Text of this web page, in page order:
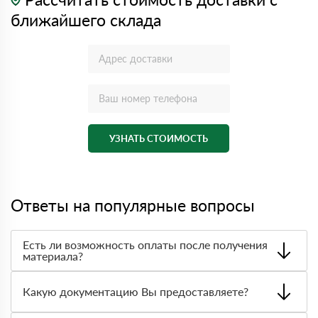
ближайшего склада
УЗНАТЬ СТОИМОСТЬ
Ответы на популярные вопросы
Есть ли возможность оплаты после получения
материала?
оплата по факту получения товара. При этом, если
доставленный товар был ненадлежащего качества, то
Вы вправе от него отказаться.
Какую документацию Вы предоставляете?